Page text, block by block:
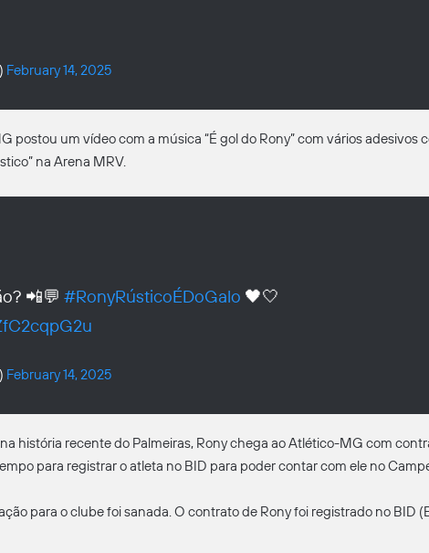
February 14, 2025
postou um vídeo com a música “É gol do Rony” com vários adesivos
na Arena MRV.
📲💬 #RonyRústicoÉDoGalo 🖤🤍
February 14, 2025
história recente do Palmeiras, Rony chega ao Atlético-MG com
para registrar o atleta no BID para poder contar com ele no
para o clube foi sanada. O contrato de Rony foi registrado no BID